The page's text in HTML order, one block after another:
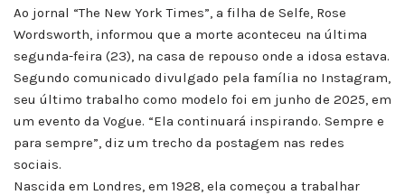
Ao jornal “The New York Times”, a filha de Selfe, Rose
Wordsworth, informou que a morte aconteceu na última
segunda-feira (23), na casa de repouso onde a idosa estava.
Segundo comunicado divulgado pela família no Instagram,
seu último trabalho como modelo foi em junho de 2025, em
um evento da Vogue. “Ela continuará inspirando. Sempre e
para sempre”, diz um trecho da postagem nas redes
sociais.
Nascida em Londres, em 1928, ela começou a trabalhar